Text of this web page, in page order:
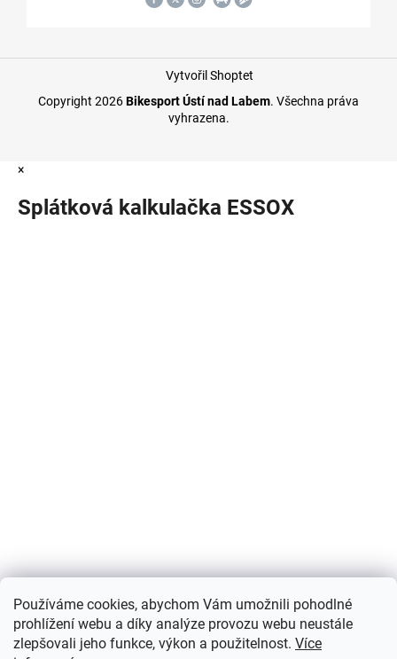
Používáme cookies, abychom Vám umožnili pohodlné
prohlížení webu a díky analýze provozu webu neustále
zlepšovali jeho funkce, výkon a použitelnost. Více
Vytvořil Shoptet
Copyright 2026Bikesport Ústí nad Labem. Všechna práva
vyhrazena.
×
Splátková kalkulačka ESSOX